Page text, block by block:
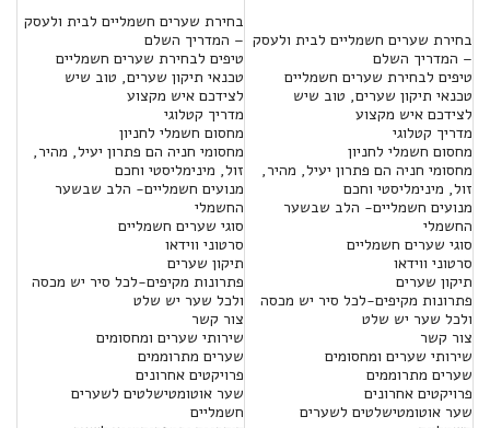
בחירת שערים חשמליים לבית ולעסק
– המדריך השלם
טיפים לבחירת שערים חשמליים
טכנאי תיקון שערים, טוב שיש
לצידכם איש מקצוע
מדריך קטלוגי
מחסום חשמלי לחניון
מחסומי חניה הם פתרון יעיל, מהיר,
זול, מינימליסטי וחכם
מנועים חשמליים- הלב שבשער
החשמלי
סוגי שערים חשמליים
סרטוני ווידאו
תיקון שערים
פתרונות מקיפים-לכל סיר יש מכסה
ולכל שער יש שלט
צור קשר
שירותי שערים ומחסומים
שערים מתרוממים
פרויקטים אחרונים
שער אוטומטישלטים לשערים
בחירת שערים חשמליים לבית ולעסק
– המדריך השלם
טיפים לבחירת שערים חשמליים
טכנאי תיקון שערים, טוב שיש
לצידכם איש מקצוע
מדריך קטלוגי
מחסום חשמלי לחניון
מחסומי חניה הם פתרון יעיל, מהיר,
זול, מינימליסטי וחכם
מנועים חשמליים- הלב שבשער
החשמלי
סוגי שערים חשמליים
סרטוני ווידאו
תיקון שערים
פתרונות מקיפים-לכל סיר יש מכסה
ולכל שער יש שלט
צור קשר
שירותי שערים ומחסומים
שערים מתרוממים
פרויקטים אחרונים
שער אוטומטישלטים לשערים
חשמליים